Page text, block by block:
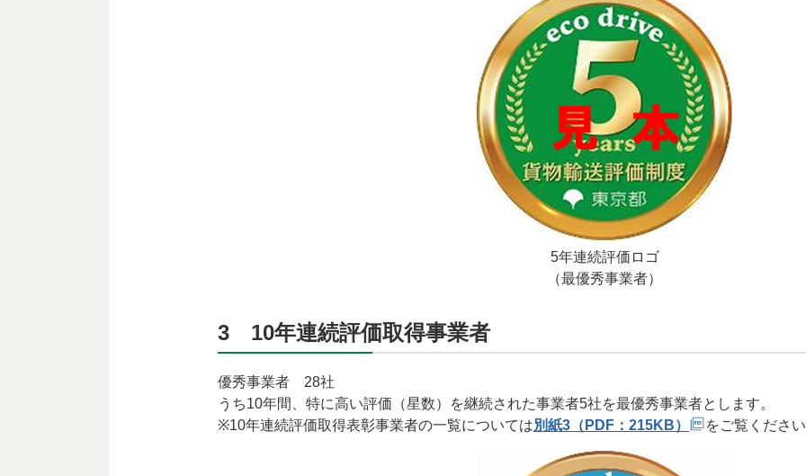
5年連続評価ロゴ
（最優秀事業者）
3 10年連続評価取得事業者
優秀事業者 28社
うち10年間、特に高い評価（星数）を継続された事業者5社を最優秀事業者とします。
※10年連続評価取得表彰事業者の一覧については別紙3（PDF：215KB） をご覧くださ